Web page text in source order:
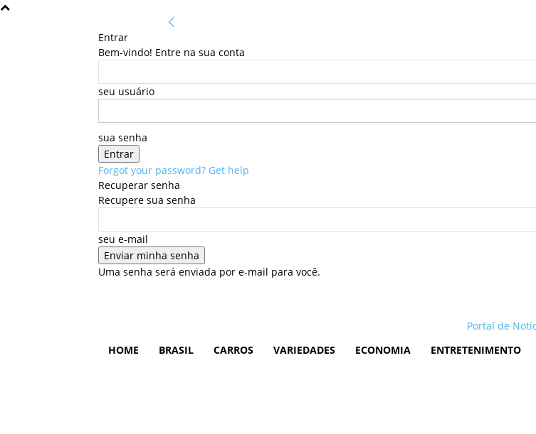
Entrar
Bem-vindo! Entre na sua conta
seu usuário
sua senha
Forgot your password? Get help
Recuperar senha
Recupere sua senha
seu e-mail
Uma senha será enviada por e-mail para você.
Portal de
HOME
BRASIL CARROS VARIEDADES ECONOMIA ENTRETENIMENTO